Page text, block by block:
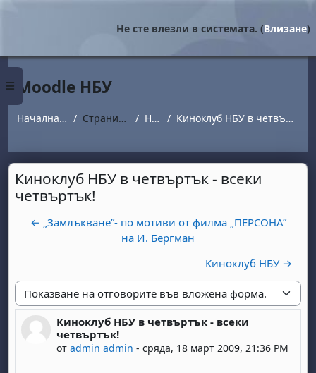
Страничен панел
Не сте влезли в системата. (Влизане)
Moodle НБУ
Начална страница Страници от сайта Новини Киноклуб НБУ в четвъртък - всеки четвъртък!
Киноклуб НБУ в четвъртък - всеки
четвъртък!
← „Замлъкване”- по мотиви от филма „ПЕРСОНА”
на И. Бергман
Киноклуб НБУ →
Начин на показване
Киноклуб НБУ в четвъртък - всеки
четвъртък!
от admin admin - сряда, 18 март 2009, 21:36 PM
Number of replies: 0